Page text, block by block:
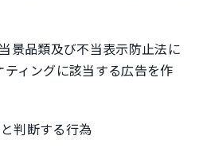
景品類及び不当表示防止法に
ィングに該当する広告を作
判断する行為